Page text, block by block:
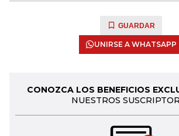
GUARDAR
UNIRSE A WHATSAPP
CONOZCA LOS BENEFICIOS
NUESTROS